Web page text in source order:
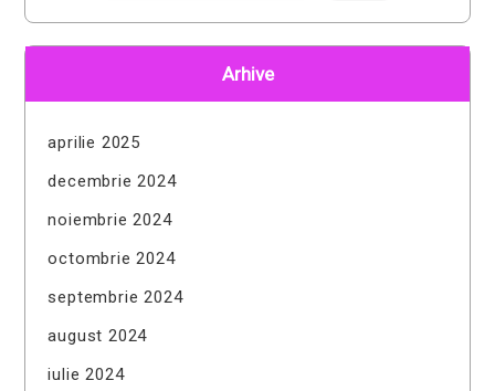
Arhive
aprilie 2025
decembrie 2024
noiembrie 2024
octombrie 2024
septembrie 2024
august 2024
iulie 2024